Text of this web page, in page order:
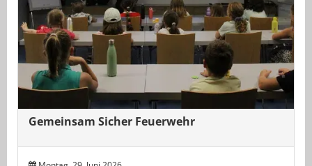
Gemeinsam Sicher Feuerwehr